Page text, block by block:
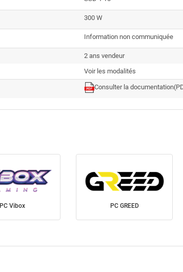
300 W
Information non communiquée
2 ans vendeur
Voir les modalités
Consulter la documentation
PC Vibox PC GREED